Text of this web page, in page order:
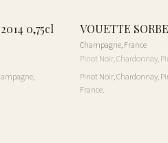
0,75cl VOUETTE
Champagne,France
Pinot Noir, Chardonnay,
Pinot Noir, Chardonnay,
France.